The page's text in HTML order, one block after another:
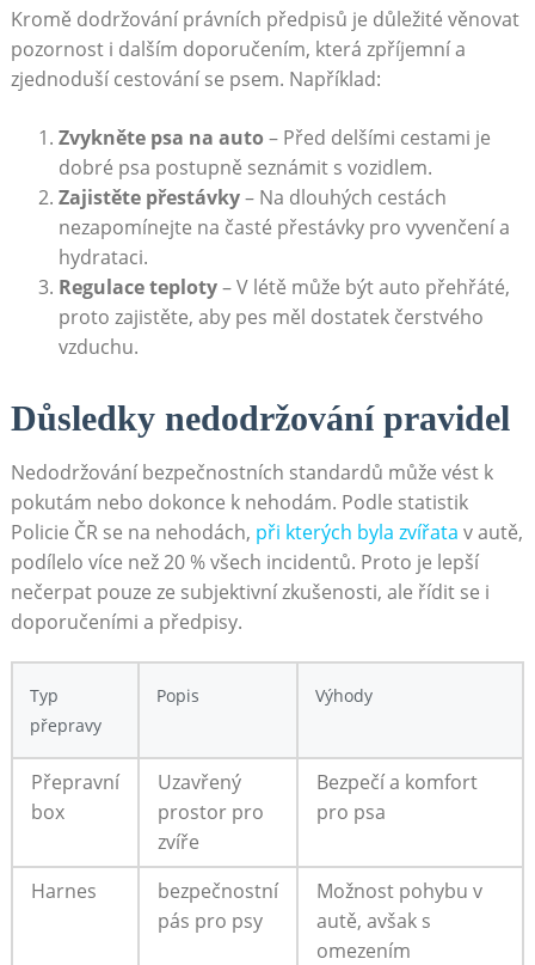
Kromě ⁢dodržování právních předpisů⁤ je‌ důležité věnovat
pozornost i ⁣dalším doporučením, která zpříjemní a
zjednoduší cestování⁤ se psem. Například:
Zvykněte psa ‌na auto – Před⁣ delšími cestami je
dobré psa postupně seznámit s vozidlem.
Zajistěte přestávky– Na dlouhých ⁢cestách
nezapomínejte na časté⁣ přestávky pro vyvenčení a
hydrataci.
Regulace teploty– V létě může ‌být auto přehřáté, ​
proto zajistěte, aby pes měl dostatek čerstvého
vzduchu.
Důsledky nedodržování pravidel
Nedodržování bezpečnostních standardů‌ může vést k
⁢pokutám nebo⁣ dokonce⁣ k nehodám. Podle statistik
Policie ČR se na nehodách, při⁤ kterých byla zvířata v ​autě,
podílelo více než⁢ 20 % všech incidentů. Proto je lepší
nečerpat ‌pouze ze subjektivní zkušenosti, ale řídit se i
doporučeními a předpisy. ‍
Typ
přepravy
Popis Výhody
Přepravní
box
Uzavřený
prostor pro
zvíře
Bezpečí a komfort
pro psa
Harnes
bezpečnostní
pás pro psy
Možnost⁤ pohybu v
autě, avšak s
omezením